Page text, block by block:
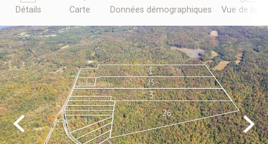
Détails Carte Données démographiques Vue de la
Previous Next